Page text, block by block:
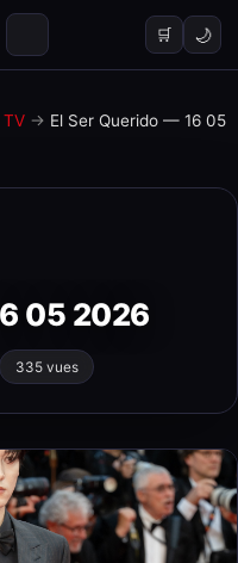
🛒 🌙
TV → El Ser Querido — 16 05
05 2026
335 vues